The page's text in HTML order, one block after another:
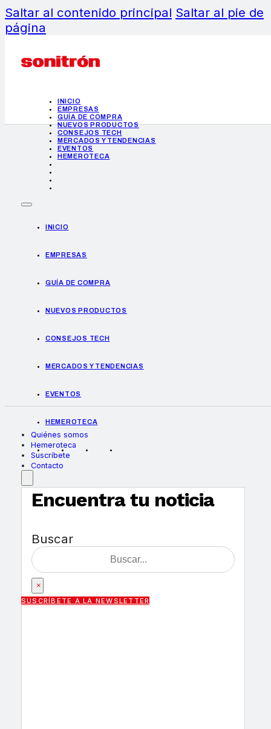
Saltar al contenido principal Saltar al pie de
página
INICIO
EMPRESAS
GUÍA DE COMPRA
NUEVOS PRODUCTOS
CONSEJOS TECH
MERCADOS Y TENDENCIAS
EVENTOS
HEMEROTECA
INICIO
EMPRESAS
GUÍA DE COMPRA
NUEVOS PRODUCTOS
CONSEJOS TECH
MERCADOS Y TENDENCIAS
EVENTOS
HEMEROTECA
Encuentra tu noticia
Buscar
×
Quiénes somos
Hemeroteca
Suscríbete
Contacto
SUSCRÍBETE A LA NEWSLETTER